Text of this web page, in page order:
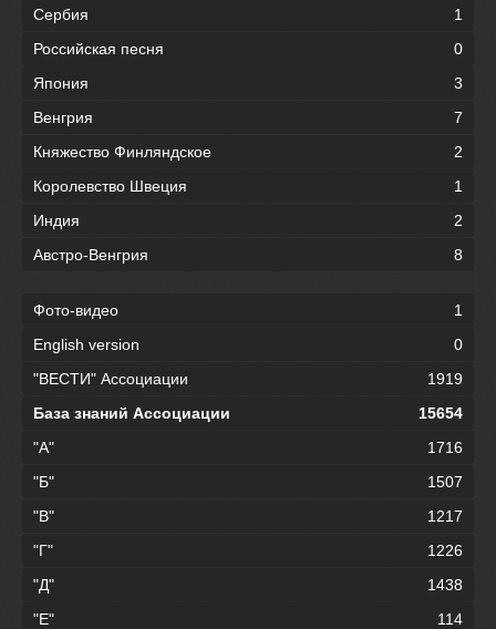
Сербия
1
Российская песня
0
Япония
3
Венгрия
7
Княжество Финляндское
2
Королевство Швеция
1
Индия
2
Австро-Венгрия
8
Фото-видео
1
English version
0
"ВЕСТИ" Ассоциации
1919
База знаний Ассоциации
15654
"А"
1716
"Б"
1507
"В"
1217
"Г"
1226
"Д"
1438
"Е"
114